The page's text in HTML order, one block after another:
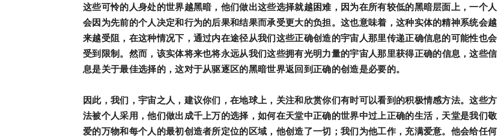
这些可怜的人身处的世界越黑暗，他们做出这些选择就越困难，因为在所有较低的黑暗层面上，一个人
会因为先前的个人决定和行为的后果和结果而承受更大的负担。这也意味着，这种实体的精神系统会越
来越受阻，在这种情况下，通过内在途径从我们这些正确创造的宇宙人那里传递正确信息的可能性也会
受到限制。然而，该实体将来也将永远从我们这些拥有光明力量的宇宙人那里获得正确的信息，这些信
息是关于最佳选择的，这对于从驱逐区的黑暗世界返回到正确的创造是必要的。
因此，我们，宇宙之人，建议你们，在地球上，关注和欣赏你们有时可以看到的积极情感方法。这些方
法被个人采用，他们做出成千上万的选择，如何在天堂中正确的世界中过上正确的生活，天堂是我们敬
爱的万物和每个人的最初创造者所定位的区域 ，他创造了一切；我们为他工作，充满爱意。他会给任何